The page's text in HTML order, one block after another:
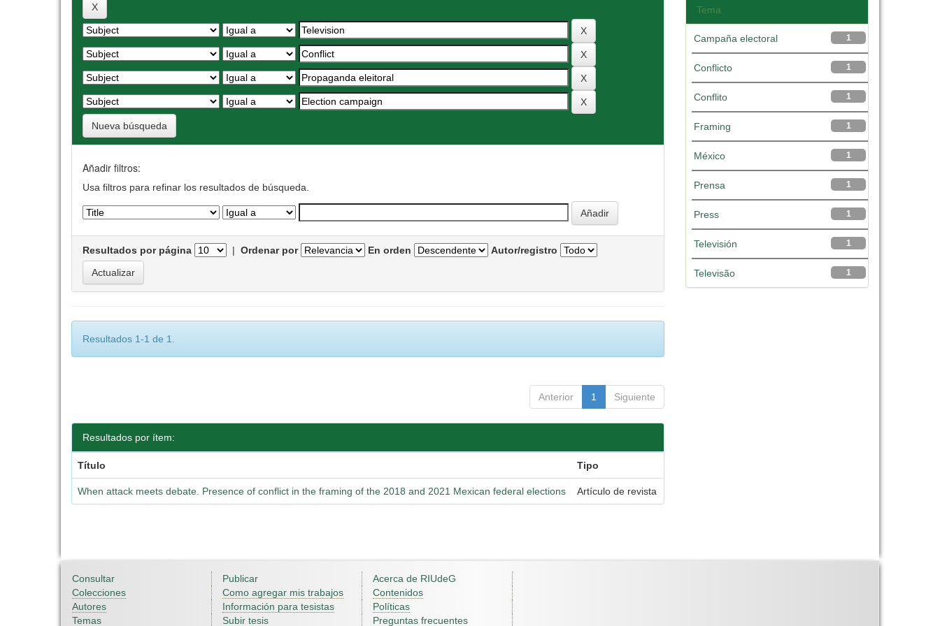
Nueva búsqueda
Añadir filtros:
Usa filtros para refinar los resultados de búsqueda.
Resultados por página | Ordenar por En orden Autor/registro
Resultados 1-1 de 1.
Anterior 1 Siguiente
Resultados por ítem:
Título Tipo
When attack meets debate. Presence of conflict in the framing of the 2018 and 2021 Mexican federal elections Artículo de revista
Tema
1
Campaña electoral
1
Conflicto
1
Conflito
1
Framing
1
México
1
Prensa
1
Press
1
Televisión
1
Televisão
Consultar
Colecciones
Autores
Temas
Publicar
Como agregar mis trabajos
Información para tesistas
Subir tesis
Acerca de RIUdeG
Contenidos
Políticas
Preguntas frecuentes